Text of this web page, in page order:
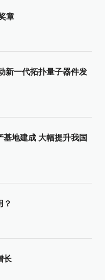
章
新一代拓扑量子器件发
地建成 大幅提升我国
？
长